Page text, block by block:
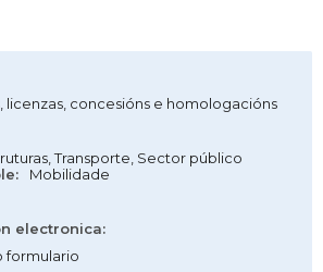
licenzas, concesións e homologacións
,Transporte Sector público
:
Mobilidade
electronica:
formulario